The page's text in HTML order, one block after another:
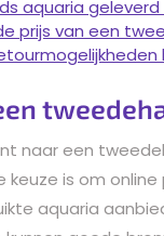
aquaria
prijs van een
naar een
keuze is om
aquaria